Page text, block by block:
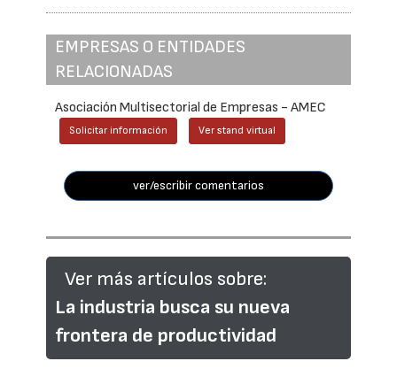
EMPRESAS O ENTIDADES
RELACIONADAS
Asociación Multisectorial de Empresas - AMEC
Solicitar información Ver stand virtual
ver/escribir comentarios
Ver más artículos sobre:
La industria busca su nueva
frontera de productividad